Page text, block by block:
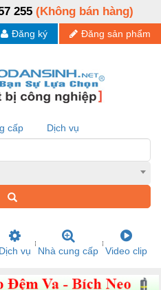
255 (Không bán hàng)
Đăng sản phẩm
Đăng ký
cấp Dịch vụ
Dịch vụ Nhà cung cấp Video clip